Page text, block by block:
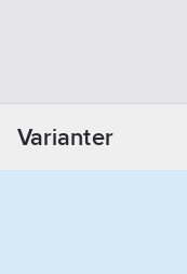
Varianter